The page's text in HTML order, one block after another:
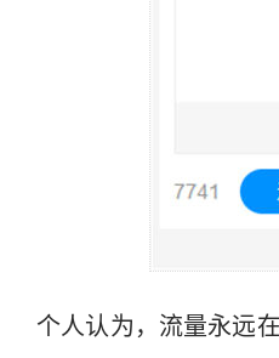
个人认为，流量永远